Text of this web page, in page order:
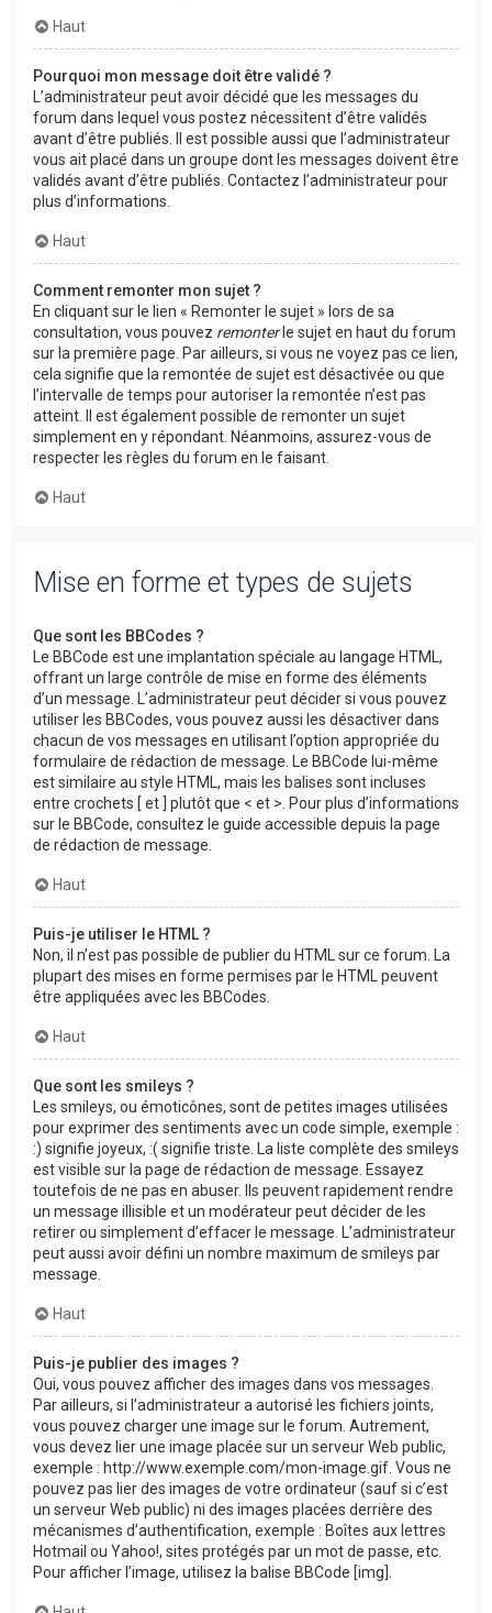
Haut
Pourquoi mon message doit être validé ?
L’administrateur peut avoir décidé que les messages du
forum dans lequel vous postez nécessitent d’être validés
avant d’être publiés. Il est possible aussi que l’administrateur
vous ait placé dans un groupe dont les messages doivent être
validés avant d’être publiés. Contactez l’administrateur pour
plus d’informations.
Haut
Comment remonter mon sujet ?
En cliquant sur le lien « Remonter le sujet » lors de sa
consultation, vous pouvez remonterle sujet en haut du forum
sur la première page. Par ailleurs, si vous ne voyez pas ce lien,
cela signifie que la remontée de sujet est désactivée ou que
l’intervalle de temps pour autoriser la remontée n’est pas
atteint. Il est également possible de remonter un sujet
simplement en y répondant. Néanmoins, assurez-vous de
respecter les règles du forum en le faisant.
Haut
Mise en forme et types de sujets
Que sont les BBCodes ?
Le BBCode est une implantation spéciale au langage HTML,
offrant un large contrôle de mise en forme des éléments
d’un message. L’administrateur peut décider si vous pouvez
utiliser les BBCodes, vous pouvez aussi les désactiver dans
chacun de vos messages en utilisant l’option appropriée du
formulaire de rédaction de message. Le BBCode lui-même
est similaire au style HTML, mais les balises sont incluses
entre crochets [ et ] plutôt que < et >. Pour plus d’informations
sur le BBCode, consultez le guide accessible depuis la page
de rédaction de message.
Haut
Puis-je utiliser le HTML ?
Non, il n’est pas possible de publier du HTML sur ce forum. La
plupart des mises en forme permises par le HTML peuvent
être appliquées avec les BBCodes.
Haut
Que sont les smileys ?
Les smileys, ou émoticônes, sont de petites images utilisées
pour exprimer des sentiments avec un code simple, exemple :
:) signifie joyeux, :( signifie triste. La liste complète des smileys
est visible sur la page de rédaction de message. Essayez
toutefois de ne pas en abuser. Ils peuvent rapidement rendre
un message illisible et un modérateur peut décider de les
retirer ou simplement d’effacer le message. L’administrateur
peut aussi avoir défini un nombre maximum de smileys par
message.
Haut
Puis-je publier des images ?
Oui, vous pouvez afficher des images dans vos messages.
Par ailleurs, si l’administrateur a autorisé les fichiers joints,
vous pouvez charger une image sur le forum. Autrement,
vous devez lier une image placée sur un serveur Web public,
exemple : http://www.exemple.com/mon-image.gif. Vous ne
pouvez pas lier des images de votre ordinateur (sauf si c’est
un serveur Web public) ni des images placées derrière des
mécanismes d’authentification, exemple : Boîtes aux lettres
Hotmail ou Yahoo!, sites protégés par un mot de passe, etc.
Pour afficher l’image, utilisez la balise BBCode [img].